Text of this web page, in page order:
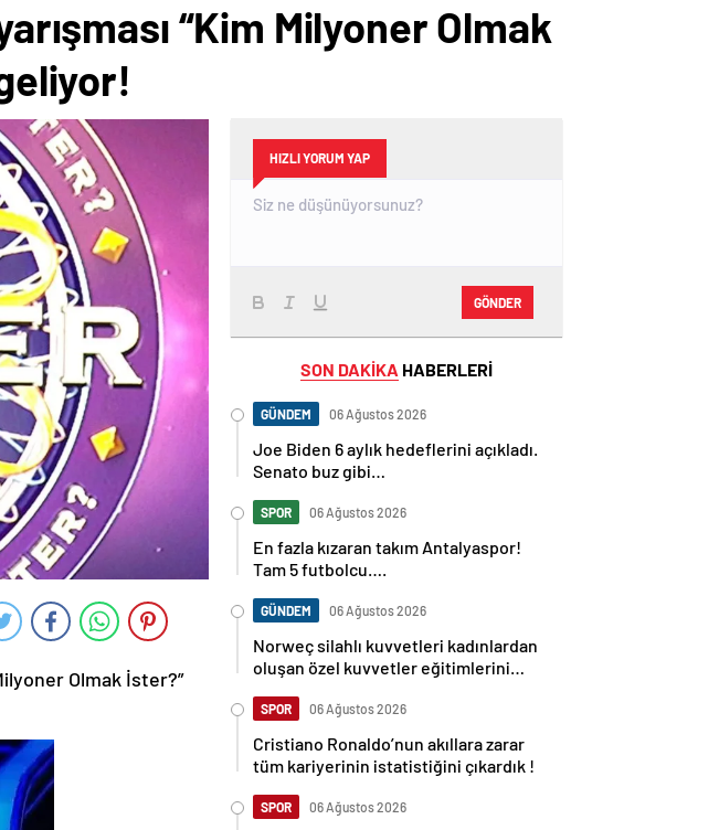
“Kim Milyoner Olmak
Olmak İster?”
HIZLI YORUM YAP
GÖNDER
SON DAKİKA HABERLERİ
GÜNDEM 06 Ağustos 2026
Joe Biden 6 aylık hedeflerini açıkladı.
Senato buz gibi…
SPOR 06 Ağustos 2026
En fazla kızaran takım Antalyaspor!
Tam 5 futbolcu….
GÜNDEM 06 Ağustos 2026
Norweç silahlı kuvvetleri kadınlardan
oluşan özel kuvvetler eğitimlerini
SPOR 06 Ağustos 2026
Cristiano Ronaldo’nun akıllara zarar
tüm kariyerinin istatistiğini çıkardık !
SPOR 06 Ağustos 2026